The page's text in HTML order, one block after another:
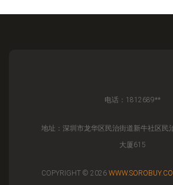
电话：1812689**
地址：深圳市龙华区民治街道新牛社区民
大厦615
COPYRIGHT © 2026